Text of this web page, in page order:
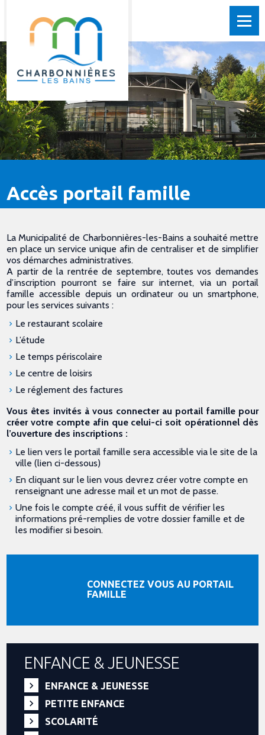
Accès portail famille
La Municipalité de Charbonnières-les-Bains a souhaité mettre
en place un service unique afin de centraliser et de simplifier
vos démarches administratives.
A partir de la rentrée de septembre, toutes vos demandes
d’inscription pourront se faire sur internet, via un portail
famille accessible depuis un ordinateur ou un smartphone,
pour les services suivants :
Le restaurant scolaire
L’étude
Le temps périscolaire
Le centre de loisirs
Le réglement des factures
Vous êtes invités à vous connecter au portail famille pour
créer votre compte afin que celui-ci soit opérationnel dès
l’ouverture des inscriptions :
Le lien vers le portail famille sera accessible via le site de la
ville (lien ci-dessous)
En cliquant sur le lien vous devrez créer votre compte en
renseignant une adresse mail et un mot de passe.
Une fois le compte créé, il vous suffit de vérifier les
informations pré-remplies de votre dossier famille et de
les modifier si besoin.
CONNECTEZ VOUS AU PORTAIL
FAMILLE
ENFANCE & JEUNESSE
ENFANCE & JEUNESSE
PETITE ENFANCE
SCOLARITÉ